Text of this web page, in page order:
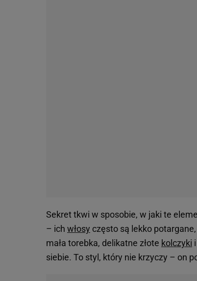
Sekret tkwi w sposobie, w jaki te
– ich włosy często są lekko
mała torebka, delikatne złote kolczyki
siebie. To styl, który nie krzyczy – on